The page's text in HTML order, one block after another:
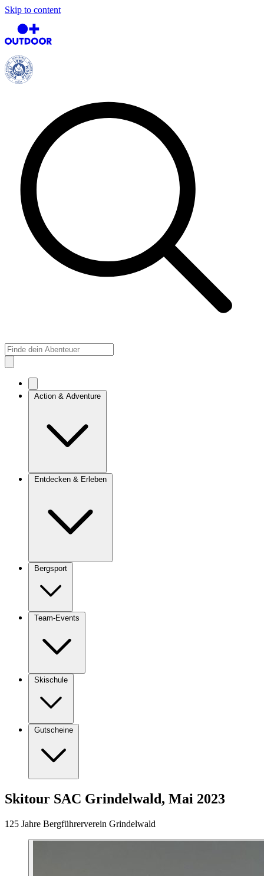
Skip to content
Action & Adventure
Entdecken & Erleben
Bergsport
Team-Events
Skischule
Gutscheine
Skitour SAC Grindelwald, Mai 2023
125 Jahre Bergführerverein Grindelwald